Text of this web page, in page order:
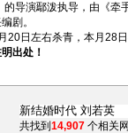
演鄢泼执导，由《牵手
剧。
日左右杀青，本月28日
出处！
共找到 14,907 个相关